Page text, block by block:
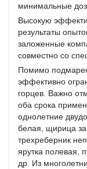
минимальные
Высокую
результаты
заложенные
совместно со
Помимо
эффективно
горцев. Важно
оба срока
однолетние
белая, щирица
трехреберник
ярутка полевая,
др. Из